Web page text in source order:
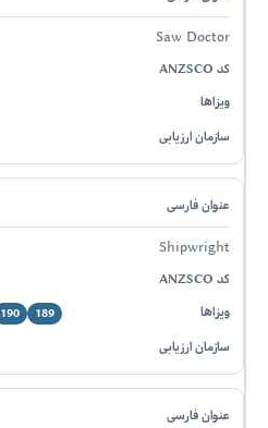
Saw Doctor
Shipwright
189
190